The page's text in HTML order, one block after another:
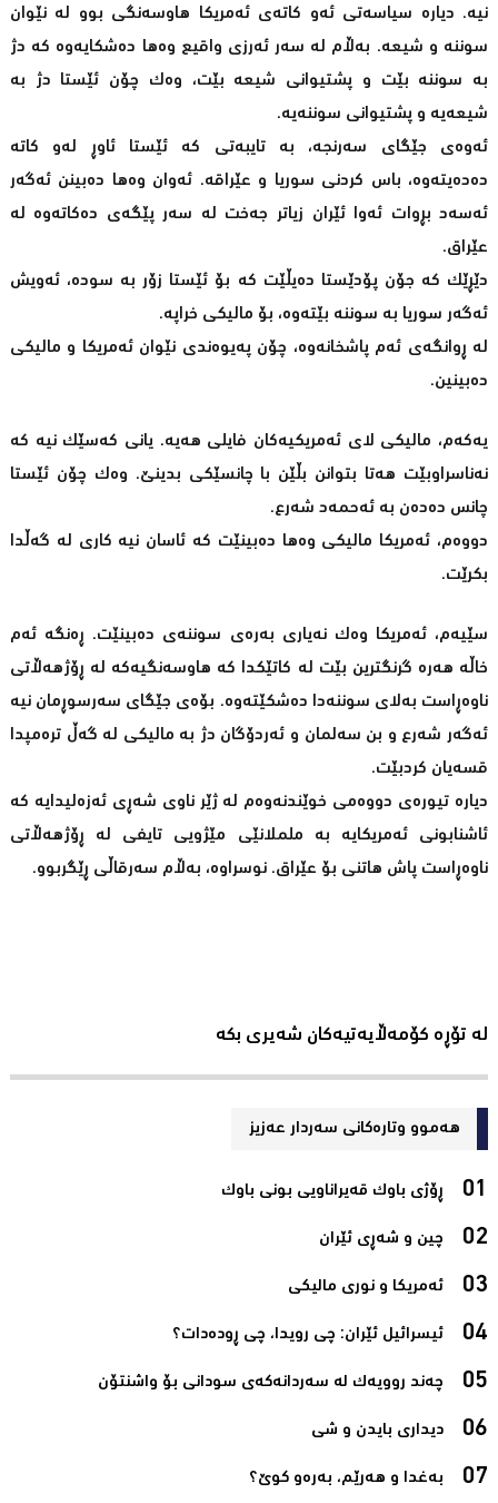
نیە. دیارە سیاسەتی ئەو کاتەی ئەمریکا هاوسەنگی بوو لە نێوان
سوننە و شیعە. بەڵام لە سەر ئەرزی واقیع وەها دەشکایەوە کە دژ
بە سوننە بێت و پشتیوانی شیعە بێت، وەک چۆن ئێستا دژ بە
شیعەیە و پشتیوانی سوننەیە.
ئەوەی جێگای سەرنجە، بە تایبەتی کە ئێستا ئاوڕ لەو کاتە
دەدەیتەوە، باس کردنی سوریا و عێراقە. ئەوان وەها دەبینن ئەگەر
ئەسەد بڕوات ئەوا ئێران زیاتر جەخت لە سەر پێگەی دەکاتەوە لە
عێراق.
دێڕێک کە جۆن پۆدێستا دەیڵێت کە بۆ ئێستا زۆر بە سودە، ئەویش
ئەگەر سوریا بە سوننە بێتەوە، بۆ مالیکی خراپە.
لە ڕوانگەی ئەم پاشخانەوە، چۆن پەیوەندی نێوان ئەمریکا و مالیکی
دەبینین.
یەکەم، مالیکی لای ئەمریکیەکان فایلی هەیە. یانی کەسێک نیە کە
نەناسراوبێت هەتا بتوانن بڵێن با چانسێکی بدینێ. وەک چۆن ئێستا
چانس دەدەن بە ئەحمەد شەرع.
دووەم، ئەمریکا مالیکی وەها دەبینێت کە ئاسان نیە کاری لە گەڵدا
بکرێت.
سێیەم، ئەمریکا وەک نەیاری بەرەی سوننەی دەبینێت. ڕەنگە ئەم
خاڵە هەرە گرنگترین بێت لە کاتێکدا کە هاوسەنگیەکە لە ڕۆژهەڵاتی
ناوەڕاست بەلای سوننەدا دەشکێتەوە. بۆەی جێگای سەرسوڕمان نیە
ئەگەر شەرع و بن سەلمان و ئەردۆگان دژ بە مالیکی لە گەڵ ترەمپدا
قسەیان کردبێت.
دیارە تیورەی دووەمی خوێندنەوەم لە ژێر ناوی شەڕی ئەزەلیدایە کە
ئاشنابونی ئەمریکایە بە ململانێی مێژویی تایفی لە ڕۆژهەڵاتی
ناوەڕاست پاش هاتنی بۆ عێراق. نوسراوە، بەڵام سەرقاڵی ڕێگربوو.
لە تۆڕە کۆمەڵایەتیەکان شەیری بکە
هەموو وتارەکانی سه‌ردار عه‌زیز
ڕۆژی باوک قەیراناویی بونی باوک‌
چین و شەڕی ئێران‌
ئەمریکا و نوری مالیکی‌
ئیسرائیل ئێران: چی رویدا، چی ڕودەدات؟‌
چەند روویەک لە سەردانەکەی سودانی بۆ واشنتۆن‌
دیداری بایدن و شی‌
بەغدا و هەرێم، بەرەو کوێ؟‌